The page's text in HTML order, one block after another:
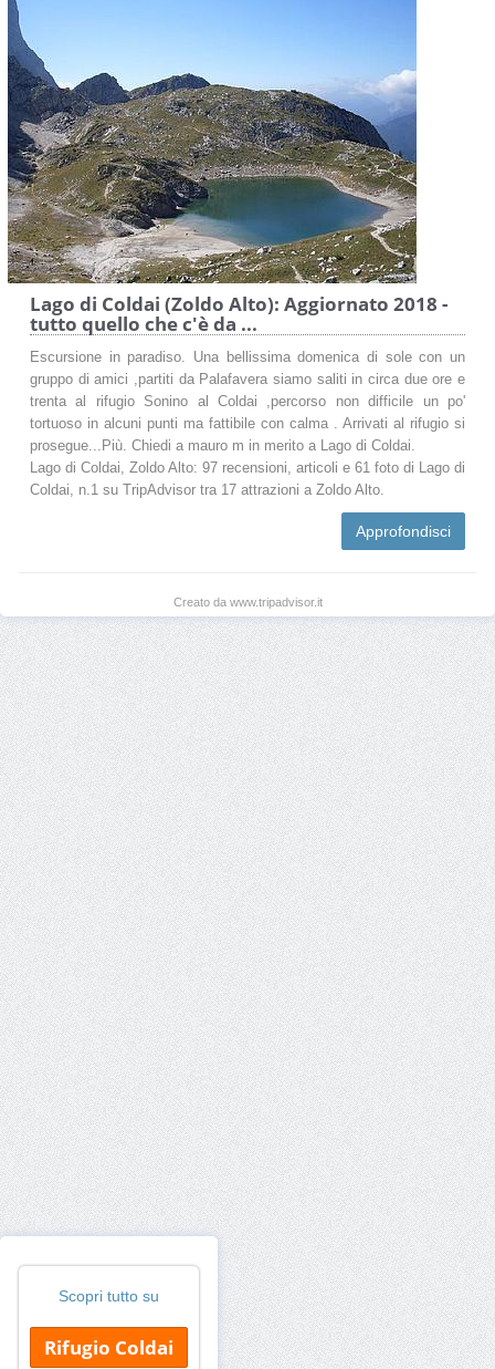
Lago di Coldai (Zoldo Alto): Aggiornato 2018 -
tutto quello che c'è da ...
Escursione in paradiso. Una bellissima domenica di sole con un
gruppo di amici ,partiti da Palafavera siamo saliti in circa due ore e
trenta al rifugio Sonino al Coldai ,percorso non difficile un po'
tortuoso in alcuni punti ma fattibile con calma . Arrivati al rifugio si
prosegue...Più. Chiedi a mauro m in merito a Lago di Coldai.
Lago di Coldai, Zoldo Alto: 97 recensioni, articoli e 61 foto di Lago di
Coldai, n.1 su TripAdvisor tra 17 attrazioni a Zoldo Alto.
Approfondisci
Creato da www.tripadvisor.it
Scopri tutto su
Rifugio Coldai